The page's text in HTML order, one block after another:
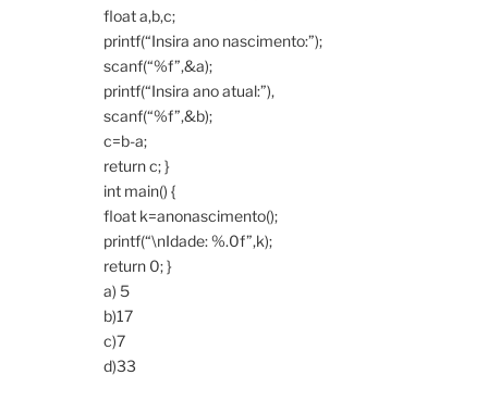
float a,b,c;
printf(“Insira ano nascimento:”);
scanf(“%f”,&a);
printf(“Insira ano atual:”),
scanf(“%f”,&b);
c=b-a;
return c; }
int main() {
float k=anonascimento();
printf(“\nIdade: %.0f”,k);
return 0; }
a) 5
b)17
c)7
d)33